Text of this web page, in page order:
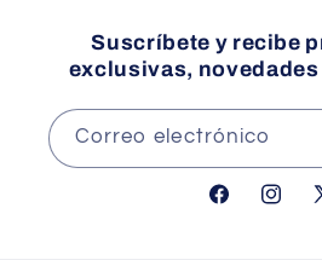
Suscríbete y recibe
exclusivas, novedades
Correo electrónico
Facebook
X